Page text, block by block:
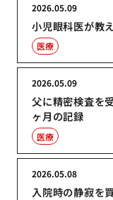
小児眼科医が教
2026.05.09
医療
父に精密検査を
ヶ月の記録
2026.05.09
医療
入院時の静寂を
2026.05.08